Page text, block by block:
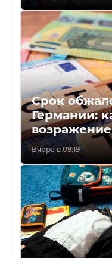
Срок
Германии:
возражение
Вчера в 09:19